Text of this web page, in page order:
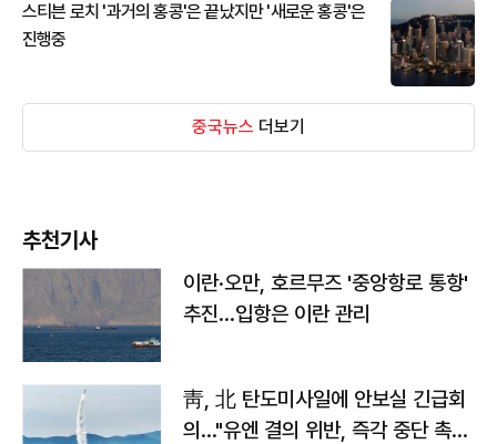
스티븐 로치 '과거의 홍콩'은 끝났지만 '새로운 홍콩'은
진행중
중국뉴스 더보기
추천기사
이란·오만, 호르무즈 '중앙항로 통항'
추진…입항은 이란 관리
靑, 北 탄도미사일에 안보실 긴급회
의…"유엔 결의 위반, 즉각 중단 촉